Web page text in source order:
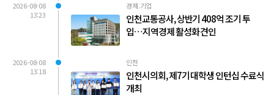
2026-08-08
13:23
경제.기업
인천교통공사, 상반기 408억 조기 투
입…지역경제 활성화 견인
2026-08-08
13:18
인천
인천시의회, 제7기 대학생 인턴십 수료식
개최